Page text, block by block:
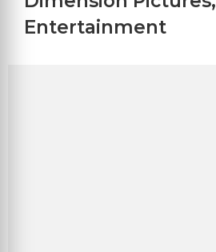
Entertainment